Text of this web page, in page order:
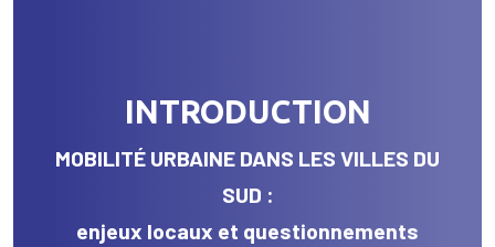
INTRODUCTION
MOBILITÉ URBAINE DANS LES VILLES DU
SUD :
enjeux locaux et questionnements